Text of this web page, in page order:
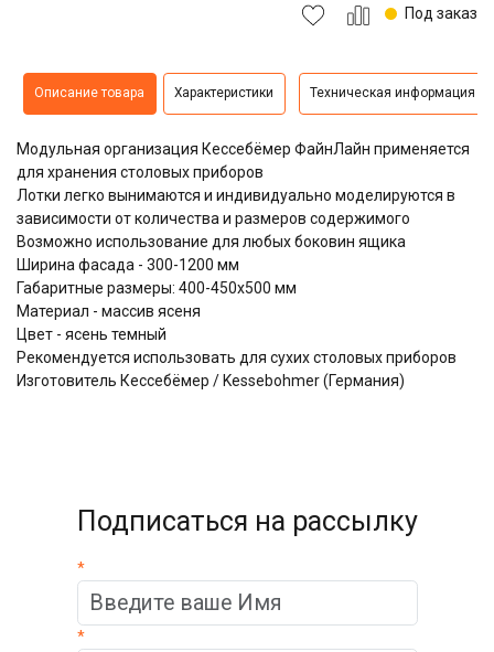
Под заказ
Описание товара Характеристики Техническая информация
Модульная организация Кессебёмер ФайнЛайн применяется
для хранения столовых приборов
Лотки легко вынимаются и индивидуально моделируются в
зависимости от количества и размеров содержимого
Возможно использование для любых боковин ящика
Ширина фасада - 300-1200 мм
Габаритные размеры: 400-450х500 мм
Материал - массив ясеня
Цвет - ясень темный
Рекомендуется использовать для сухих столовых приборов
Изготовитель Кессебёмер / Kessebohmer (Германия)
Подписаться на рассылку
*
*